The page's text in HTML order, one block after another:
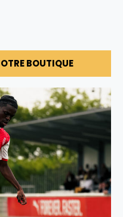
BOUTIQUE